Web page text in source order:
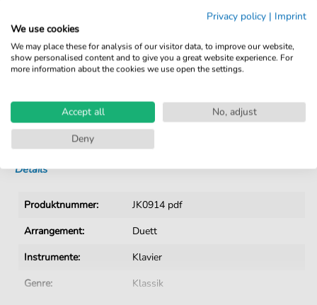
100% Legal & Lizenziert
Kein Abo. Fairer Einzelkauf.
Sofortiger Download nach Kauf
Details
Produktnummer:
JK0914 pdf
Arrangement:
Duett
Instrumente:
Klavier
Genre:
Klassik
Privacy policy | Imprint
We use cookies
We may place these for analysis of our visitor data, to improve our website,
show personalised content and to give you a great website experience. For
more information about the cookies we use open the settings.
Accept all
No, adjust
Deny